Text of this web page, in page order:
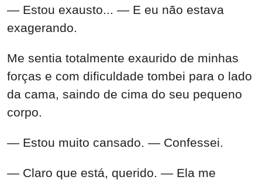
— Estou muito cansado. — Confessei.
— Claro que está, querido. — Ela me